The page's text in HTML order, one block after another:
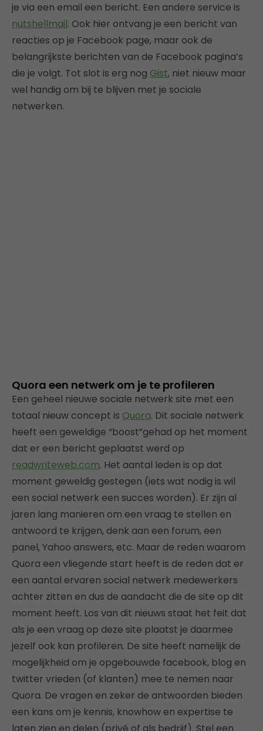
je via een email een bericht. Een andere service is
nutshellmail. Ook hier ontvang je een bericht van
reacties op je Facebook page, maar ook de
belangrijkste berichten van de Facebook pagina’s
die je volgt. Tot slot is erg nog Gist, niet nieuw maar
wel handig om bij te blijven met je sociale
netwerken.
Quora een netwerk om je te profileren
Een geheel nieuwe sociale netwerk site met een
totaal nieuw concept is Quora. Dit sociale netwerk
heeft een geweldige “boost”gehad op het moment
dat er een bericht geplaatst werd op
readwriteweb.com. Het aantal leden is op dat
moment geweldig gestegen (iets wat nodig is wil
een social netwerk een succes worden). Er zijn al
jaren lang manieren om een vraag te stellen en
antwoord te krijgen, denk aan een forum, een
panel, Yahoo answers, etc. Maar de reden waarom
Quora een vliegende start heeft is de reden dat er
een aantal ervaren social netwerk medewerkers
achter zitten en dus de aandacht die de site op dit
moment heeft. Los van dit nieuws staat het feit dat
als je een vraag op deze site plaatst je daarmee
jezelf ook kan profileren. De site heeft namelijk de
mogelijkheid om je opgebouwde facebook, blog en
twitter vrieden (of klanten) mee te nemen naar
Quora. De vragen en zeker de antwoorden bieden
een kans om je kennis, knowhow en expertise te